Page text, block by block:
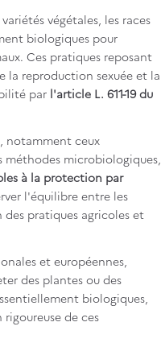
végétales, les races
biologiques pour
Ces pratiques reposant
la reproduction sexuée et la
par l'article L. 611-19 du
notamment ceux
microbiologiques,
à la protection par
l'équilibre entre les
pratiques agricoles et
et européennes,
des plantes ou des
biologiques,
de ces